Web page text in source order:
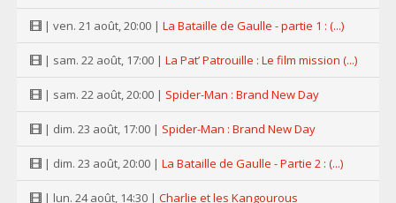
| ven. 21 août, 20:00 | La Bataille de Gaulle - partie 1 : (...)
| sam. 22 août, 17:00 | La Pat’ Patrouille : Le film mission (...)
| sam. 22 août, 20:00 | Spider-Man : Brand New Day
| dim. 23 août, 17:00 | Spider-Man : Brand New Day
| dim. 23 août, 20:00 | La Bataille de Gaulle - Partie 2 : (...)
| lun. 24 août, 14:30 | Charlie et les Kangourous